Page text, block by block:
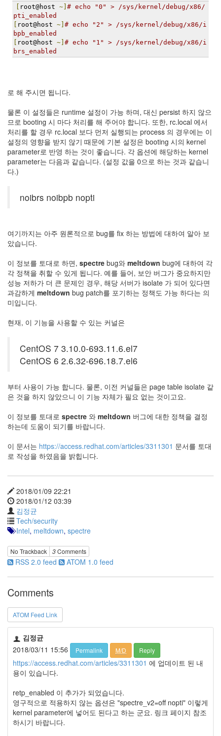
root@host ~] # echo "0" > /sys/kernel/debug/x86/
pti_enabled
root@host ~] # echo "2" > /sys/kernel/debug/x86/i
bpb_enabled
root@host ~] # echo "1" > /sys/kernel/debug/x86/i
brs_enabled
로 해 주시면 됩니다.
물론 이 설정들은 runtime 설정이 가능 하며, 대신 persist 하지 않으
므로 booting 시 마다 처리를 해 주어야 합니다. 또한, rc.local 에서
처리를 할 경우 rc.local 보다 먼저 실행되는 process 의 경우에는 이
설정의 영향을 받지 않기 때문에 기본 설정은 booting 시의 kernel
parameter로 반영 하는 것이 좋습니다. 각 옵션에 해당하는 kernel
parameter는 다음과 같습니다. (설정 값을 0으로 하는 것과 같습니
다.)
noibrs noibpb nopti
여기까지는 아주 원론적으로 bug를 fix 하는 방법에 대하여 알아 보
았습니다.
이 정보를 토대로 하면, spectre bug와 meltdown bug에 대하여 각
각 정책을 취할 수 있게 됩니다. 예를 들어, 보안 버그가 중요하지만
성능 저하가 더 큰 문제인 경우, 해당 서버가 isolate 가 되어 있다면
과감하게 meltdown bug patch를 포기하는 정책도 가능 하다는 의
미입니다.
현재, 이 기능을 사용할 수 있는 커널은
CentOS 7 3.10.0-693.11.6.el7
CentOS 6 2.6.32-696.18.7.el6
부터 사용이 가능 합니다. 물론, 이전 커널들은 page table isolate 같
은 것을 하지 않았으니 이 기능 자체가 필요 없는 것이고요.
이 정보를 토대로 spectre 와 meltdown 버그에 대한 정책을 결정
하는데 도움이 되기를 바랍니다.
이 문서는 https://access.redhat.com/articles/3311301 문서를 토대
로 작성을 하였음을 밝힙니다.
2018/01/09 22:21
2018/01/12 03:39
김정균
Tech/security
Intel, meltdown, spectre
No Trackback 3Comments
RSS 2.0 feed ATOM 1.0 feed
Comments
ATOM Feed Link
김정균
2018/03/11 15:56
Permalink M/D Reply
https://access.redhat.com/articles/3311301 에 업데이트 된 내
용이 있습니다.
retp_enabled 이 추가가 되었습니다.
영구적으로 적용하지 않는 옵션은 "spectre_v2=off nopti" 이렇게
kernel parameter에 넣어도 된다고 하는 군요. 링크 페이지 참조
하시기 바랍니다.
1
by
김
균
6F22
전
지
방
전...
by
김
맥
스
스
빔
XPH70.2
1
by
정